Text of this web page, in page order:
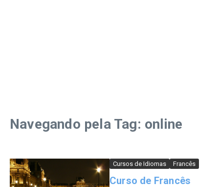
Navegando pela Tag: online
Cursos de Idiomas Francês
Curso de Francês